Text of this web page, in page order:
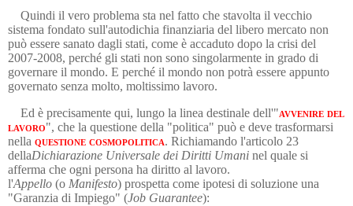
Quindi il vero problema sta nel fatto che stavolta il vecchio
sistema fondato sull'autodichia finanziaria del libero mercato non
può essere sanato dagli stati, come è accaduto dopo la crisi del
2007-2008, perché gli stati non sono singolarmente in grado di
governare il mondo. E perché il mondo non potrà essere appunto
governato senza molto, moltissimo lavoro.
Ed è precisamente qui, lungo la linea destinale dell'"avvenire del
lavoro", che la questione della "politica" può e deve trasformarsi
nella questione cosmopolitica. Richiamando l'articolo 23
dellaDichiarazione Universale dei Diritti Umani nel quale si
afferma che ogni persona ha diritto al lavoro.
l'Appello (o Manifesto) prospetta come ipotesi di soluzione una
"Garanzia di Impiego" (Job Guarantee):